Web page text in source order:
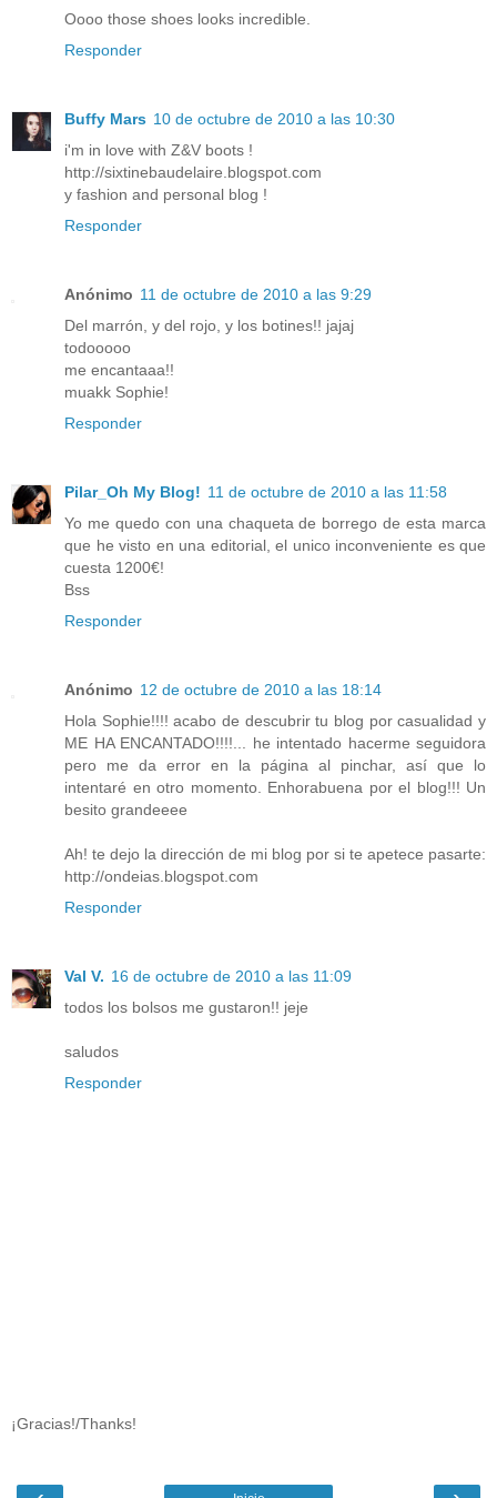
Oooo those shoes looks incredible.
Responder
Buffy Mars 10 de octubre de 2010 a las 10:30
i'm in love with Z&V boots !
http://sixtinebaudelaire.blogspot.com
y fashion and personal blog !
Responder
Anónimo 11 de octubre de 2010 a las 9:29
Del marrón, y del rojo, y los botines!! jajaj
todooooo
me encantaaa!!
muakk Sophie!
Responder
Pilar_Oh My Blog! 11 de octubre de 2010 a las 11:58
Yo me quedo con una chaqueta de borrego de esta marca
que he visto en una editorial, el unico inconveniente es que
cuesta 1200€!
Bss
Responder
Anónimo 12 de octubre de 2010 a las 18:14
Hola Sophie!!!! acabo de descubrir tu blog por casualidad y
ME HA ENCANTADO!!!!... he intentado hacerme seguidora
pero me da error en la página al pinchar, así que lo
intentaré en otro momento. Enhorabuena por el blog!!! Un
besito grandeeee
Ah! te dejo la dirección de mi blog por si te apetece pasarte:
http://ondeias.blogspot.com
Responder
Val V. 16 de octubre de 2010 a las 11:09
todos los bolsos me gustaron!! jeje
saludos
Responder
¡Gracias!/Thanks!